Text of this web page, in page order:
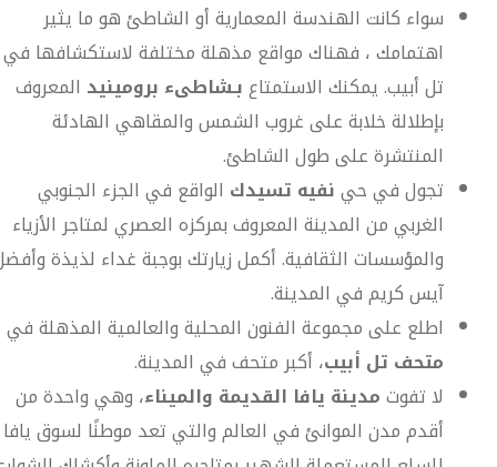
سواء كانت الهندسة المعمارية أو الشاطئ هو ما يثير
اهتمامك ، فهناك مواقع مذهلة مختلفة لاستكشافها في
تل أبيب. يمكنك الاستمتاعبـشاطىء برومينيد المعروف
بإطلالة خلابة على غروب الشمس والمقاهي الهادئة
المنتشرة على طول الشاطئ.
تجول في حينفيه تسيدك الواقع في الجزء الجنوبي
الغربي من المدينة المعروف بمركزه العصري لمتاجر الأزياء
والمؤسسات الثقافية. أكمل زيارتك بوجبة غداء لذيذة
آيس كريم في المدينة.
اطلع على مجموعة الفنون المحلية والعالمية المذهلة في
متحف تل أبيب، أكبر متحف في المدينة.
لا تفوتمدينة يافا القديمة والميناء، وهي واحدة من
أقدم مدن الموانئ في العالم والتي تعد موطنًا لسوق يافا